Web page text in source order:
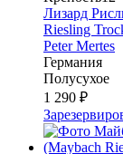
Лизард
Riesling
Peter Mertes
Германия
Полусухое
1 290 ₽